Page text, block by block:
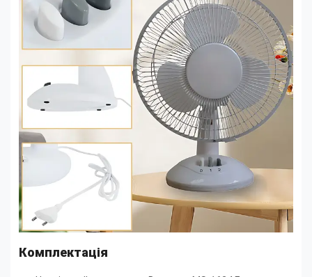
Комплектація